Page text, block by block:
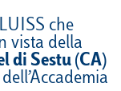
che
vista della
di Sestu (CA)